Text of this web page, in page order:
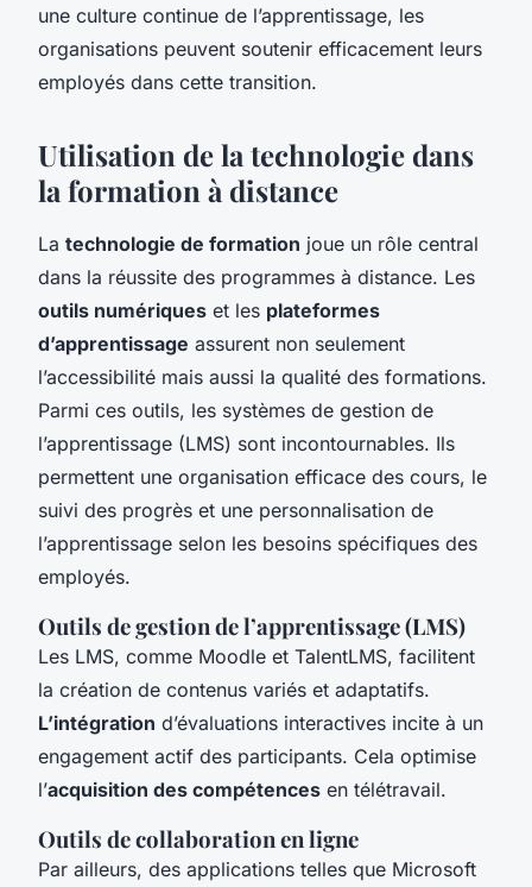
une culture continue de l’apprentissage, les
organisations peuvent soutenir efficacement leurs
employés dans cette transition.
Utilisation de la technologie dans
la formation à distance
La technologie de formation joue un rôle central
dans la réussite des programmes à distance. Les
outils numériques et les plateformes
d’apprentissage assurent non seulement
l’accessibilité mais aussi la qualité des formations.
Parmi ces outils, les systèmes de gestion de
l’apprentissage (LMS) sont incontournables. Ils
permettent une organisation efficace des cours, le
suivi des progrès et une personnalisation de
l’apprentissage selon les besoins spécifiques des
employés.
Outils de gestion de l’apprentissage (LMS)
Les LMS, comme Moodle et TalentLMS, facilitent
la création de contenus variés et adaptatifs.
L’intégration d’évaluations interactives incite à un
engagement actif des participants. Cela optimise
l’acquisition des compétences en télétravail.
Outils de collaboration en ligne
Par ailleurs, des applications telles que Microsoft